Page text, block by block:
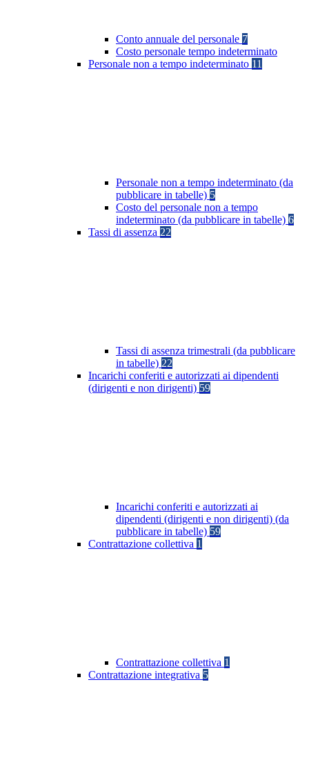
Conto annuale del personale 7
Costo personale tempo indeterminato
Personale non a tempo indeterminato 11
Personale non a tempo indeterminato (da
pubblicare in tabelle) 5
Costo del personale non a tempo
indeterminato (da pubblicare in tabelle) 6
Tassi di assenza 22
Tassi di assenza trimestrali (da pubblicare
in tabelle) 22
Incarichi conferiti e autorizzati ai dipendenti
(dirigenti e non dirigenti) 59
Incarichi conferiti e autorizzati ai
dipendenti (dirigenti e non dirigenti) (da
pubblicare in tabelle) 59
Contrattazione collettiva 1
Contrattazione collettiva 1
Contrattazione integrativa 5